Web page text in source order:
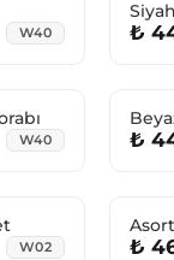
W40 ₺
W40 ₺
W02 ₺